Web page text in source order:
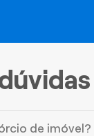
de imóvel?